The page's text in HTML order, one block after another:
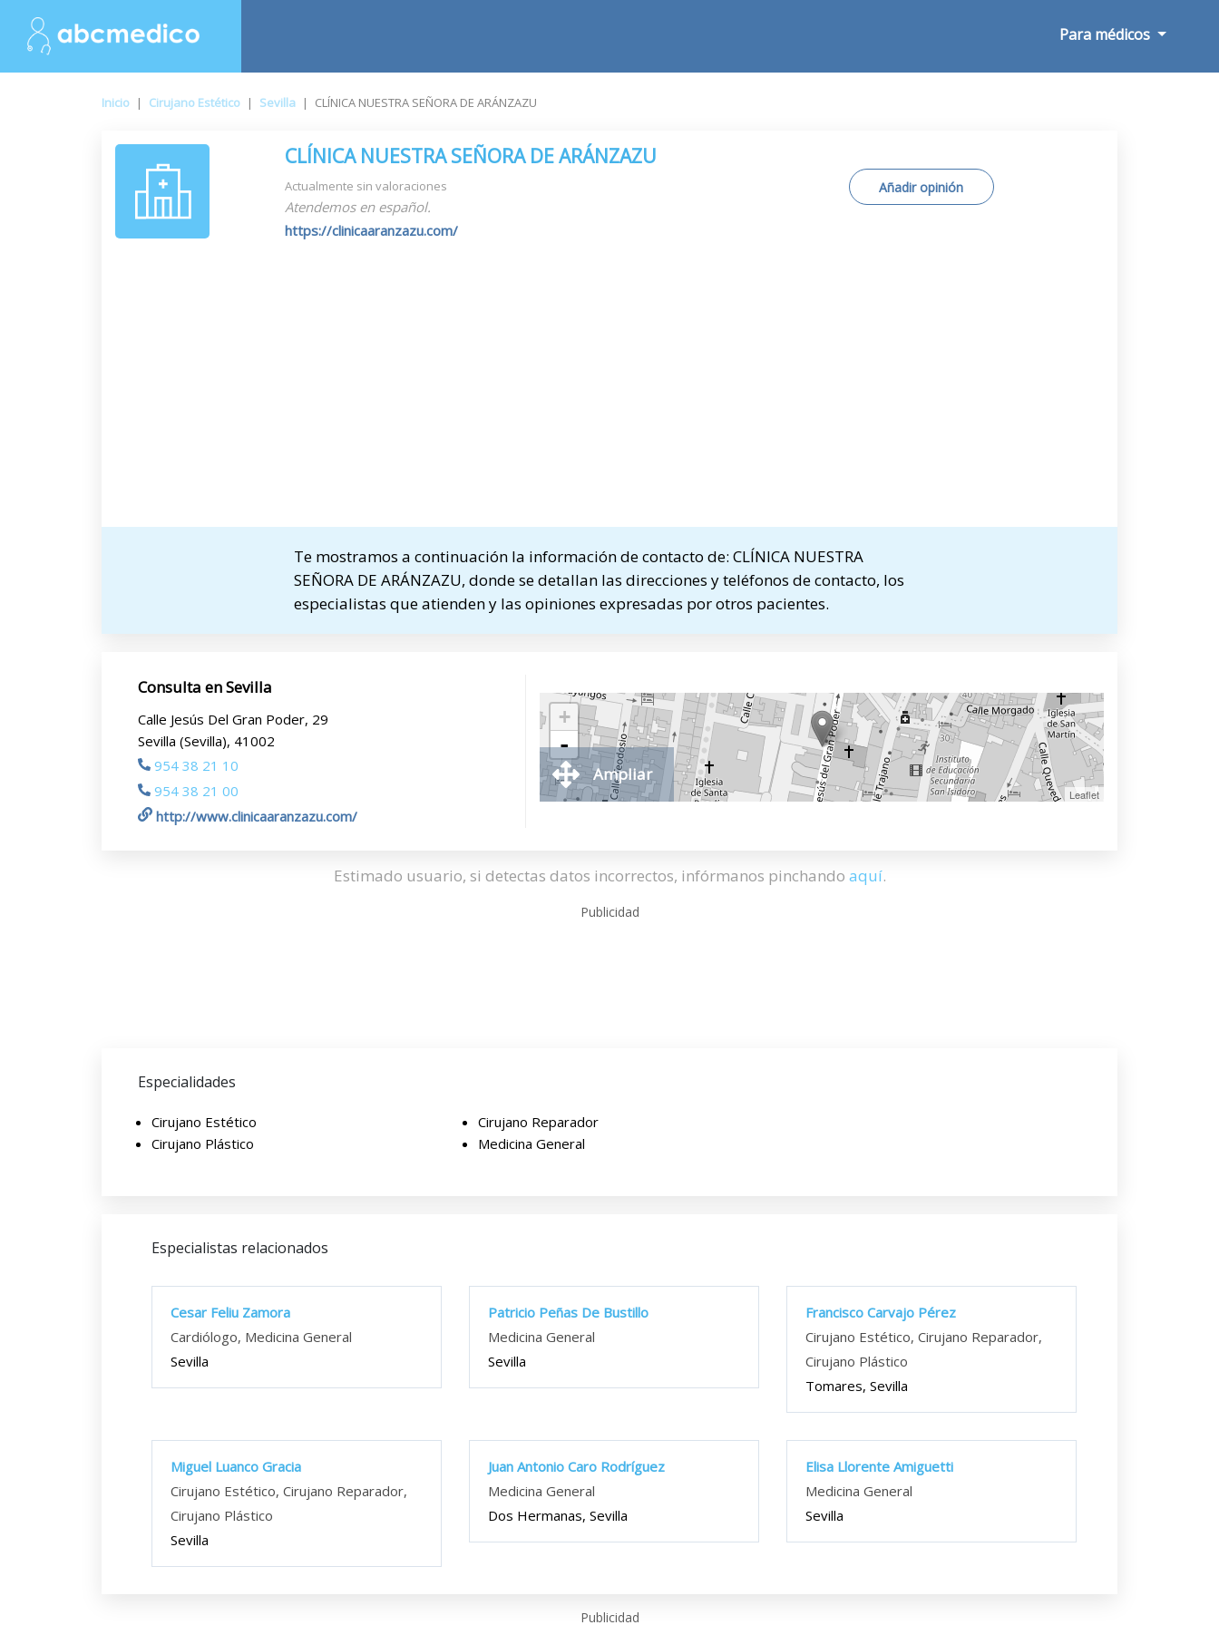
Para médicos
Inicio | Cirujano Estético | Sevilla | CLÍNICA NUESTRA SEÑORA DE ARÁNZAZU
CLÍNICA NUESTRA SEÑORA DE ARÁNZAZU
Actualmente sin valoraciones
Atendemos en español.
https://clinicaaranzazu.com/
Añadir opinión
Te mostramos a continuación la información de contacto de: CLÍNICA NUESTRA
SEÑORA DE ARÁNZAZU, donde se detallan las direcciones y teléfonos de contacto, los
especialistas que atienden y las opiniones expresadas por otros pacientes.
Consulta en Sevilla
Calle Jesús Del Gran Poder, 29
Sevilla (Sevilla), 41002
954 38 21 10
954 38 21 00
http://www.clinicaaranzazu.com/
+
-
Leaflet
Ampliar
Estimado usuario, si detectas datos incorrectos, infórmanos pinchando aquí.
Publicidad
Especialidades
Cirujano Estético
Cirujano Plástico
Cirujano Reparador
Medicina General
Especialistas relacionados
Cesar Feliu Zamora
Cardiólogo, Medicina General
Sevilla
Patricio Peñas De Bustillo
Medicina General
Sevilla
Francisco Carvajo Pérez
Cirujano Estético, Cirujano Reparador,
Cirujano Plástico
Tomares, Sevilla
Miguel Luanco Gracia
Cirujano Estético, Cirujano Reparador,
Cirujano Plástico
Sevilla
Juan Antonio Caro Rodríguez
Medicina General
Dos Hermanas, Sevilla
Elisa Llorente Amiguetti
Medicina General
Sevilla
Publicidad